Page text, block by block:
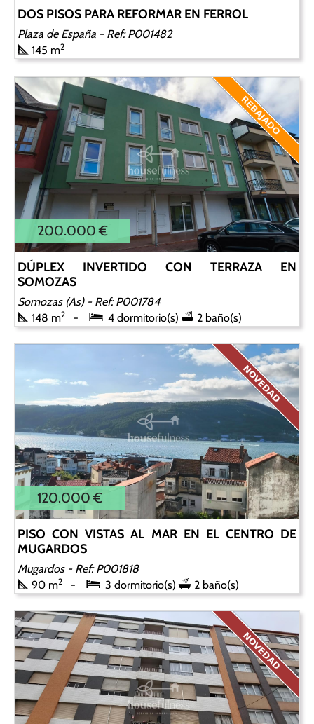
DOS PISOS PARA REFORMAR EN FERROL
Plaza de España - Ref: P001482
145 m2
200.000 €
DÚPLEX INVERTIDO CON TERRAZA EN
SOMOZAS
Somozas (As) - Ref: P001784
148 m2 4 dormitorio(s) 2 baño(s)
120.000 €
PISO CON VISTAS AL MAR EN EL CENTRO DE
MUGARDOS
Mugardos - Ref: P001818
90 m2 3 dormitorio(s) 2 baño(s)